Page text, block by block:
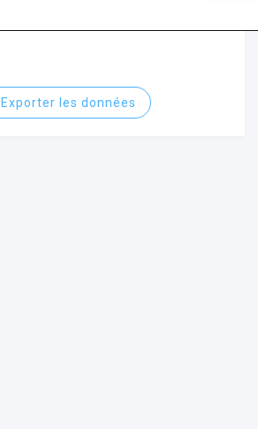
Exporter les données